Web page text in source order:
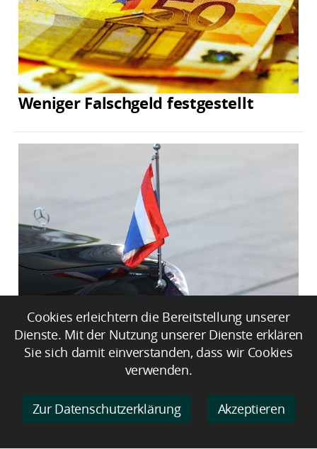
Weniger Falschgeld festgestellt
Mindestens sieben Tote bei
Schießerei an Schule nahe Bangkok
Cookies erleichtern die Bereitstellung unserer
Dienste. Mit der Nutzung unserer Dienste erklären
Sie sich damit einverstanden, dass wir Cookies
verwenden.
Zur Datenschutzerklärung Akzeptieren